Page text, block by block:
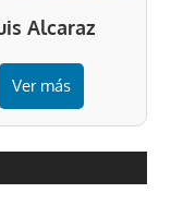
Alcaraz
Ver más